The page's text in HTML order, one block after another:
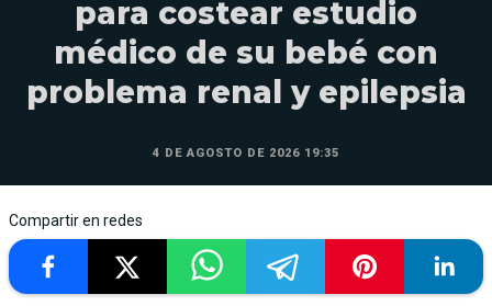
para costear estudio
médico de su bebé con
problema renal y epilepsia
4 DE AGOSTO DE 2026 19:35
Compartir en redes